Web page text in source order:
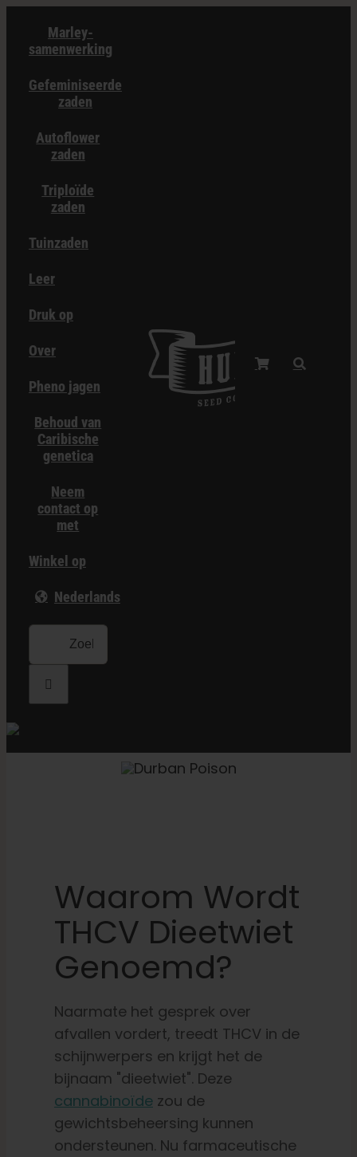
inhoud
Marley-
samenwerking
Gefeminiseerde
zaden
Autoflower
zaden
Triploïde
zaden
Tuinzaden
Leer
Druk op
Over
Pheno jagen
Behoud van
Caribische
genetica
Neem
contact op
met
Winkel op
Nederlands
Zoeken:
Waarom Wordt
THCV Dieetwiet
Genoemd?
Naarmate het gesprek over
afvallen vordert, treedt THCV in de
schijnwerpers en krijgt het de
bijnaam "dieetwiet". Deze
cannabinoïdezou de
gewichtsbeheersing kunnen
ondersteunen. Nu farmaceutische